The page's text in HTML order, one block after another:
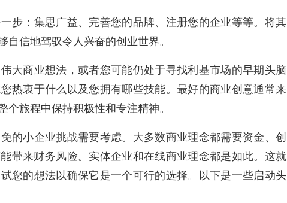
步：集思广益、完善您的品牌、注册您的企业等等。将其
信地驾驭令人兴奋的创业世界。
大商业想法 ，或者您可能仍处于寻找利基市场的早期头脑
热衷于什么以及您拥有哪些技能。最好的商业创意通常来
旅程中保持积极性和专注精神。
的小企业挑战需要考虑。大多数商业理念都需要资金、创
带来财务风险。实体企业和在线商业理念都是如此。这就
您的想法以确保它是一个可行的选择。以下是一些启动头